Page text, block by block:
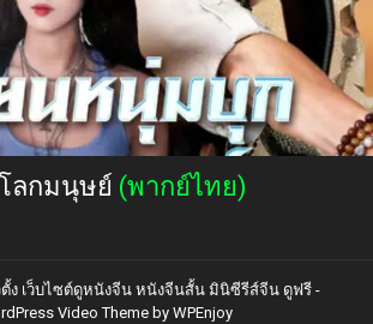
ลกมนุษย์ (พากย์ไทย)
ง เว็บไซต์ดูหนังจีน หนังจีนสั้น มินิซีรีส์จีน ดูฟรี -
Video Themeby WPEnjoy